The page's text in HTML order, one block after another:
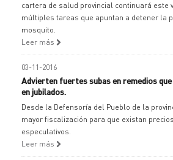
cartera de salud provincial continuará este
múltiples tareas que apuntan a detener la
mosquito.
Leer más
03-11-2016
Advierten fuertes subas en remedios
en jubilados.
Desde la Defensoría del Pueblo de la
mayor fiscalización para que existan
especulativos.
Leer más